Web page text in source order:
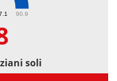
90.9
soli